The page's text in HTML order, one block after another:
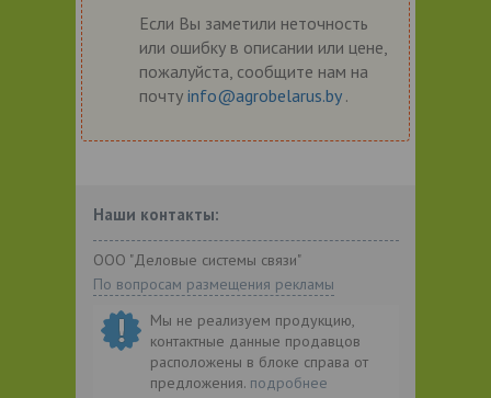
Если Вы заметили неточность
или ошибку в описании или цене,
пожалуйста, сообщите нам на
почту info@agrobelarus.by .
Наши контакты:
ООО "Деловые системы связи"
По вопросам размещения рекламы
Мы не реализуем продукцию,
контактные данные продавцов
расположены в блоке справа от
предложения. подробнее